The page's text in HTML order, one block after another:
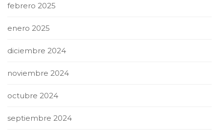
febrero 2025
enero 2025
diciembre 2024
noviembre 2024
octubre 2024
septiembre 2024